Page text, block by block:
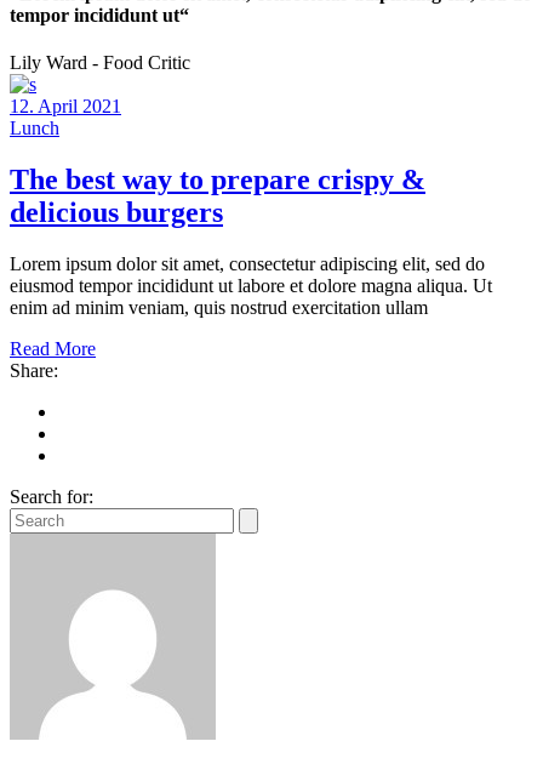
tempor incididunt ut“
Lily Ward - Food Critic
12. April 2021
Lunch
The best way to prepare crispy &
delicious burgers
Lorem ipsum dolor sit amet, consectetur adipiscing elit, sed do
eiusmod tempor incididunt ut labore et dolore magna aliqua. Ut
enim ad minim veniam, quis nostrud exercitation ullam
Read More
Share:
Search for: